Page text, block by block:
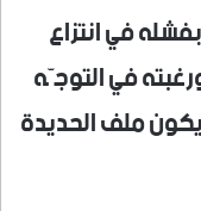
في انتزاع
في التوجّه
ملف الحديدة